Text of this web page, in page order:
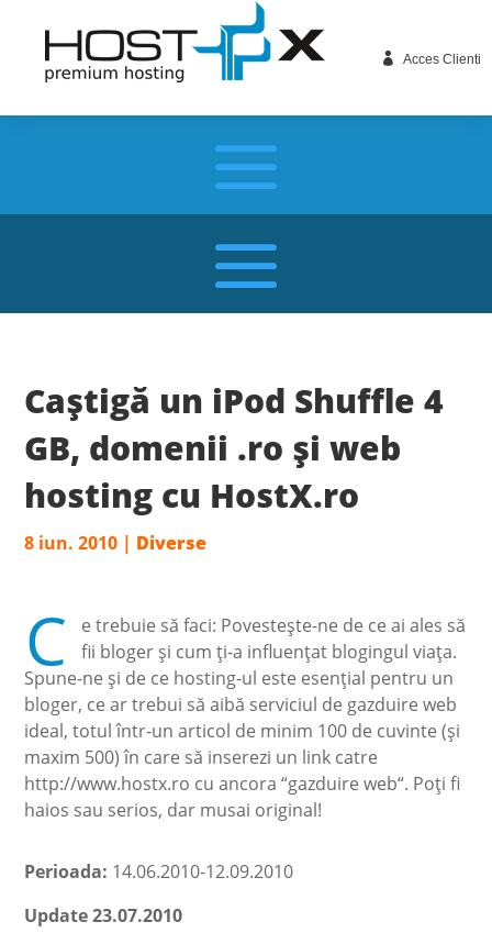
 Acces Clienti
Caştigă un iPod Shuffle 4
GB, domenii .ro şi web
hosting cu HostX.ro
8 iun. 2010 | Diverse
C
e trebuie să faci: Povesteşte-ne de ce ai ales să
fii bloger şi cum ţi-a influenţat blogingul viaţa.
Spune-ne şi de ce hosting-ul este esenţial pentru un
bloger, ce ar trebui să aibă serviciul de gazduire web
ideal, totul într-un articol de minim 100 de cuvinte (şi
maxim 500) în care să inserezi un link catre
http://www.hostx.ro cu ancora “gazduire web“. Poţi fi
haios sau serios, dar musai original!
Perioada: 14.06.2010-12.09.2010
Update 23.07.2010